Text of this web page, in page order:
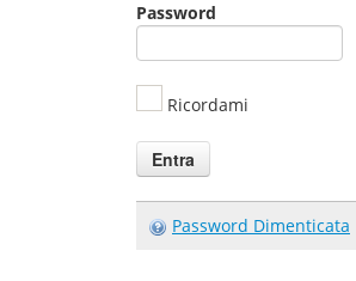
Password
Ricordami
Password Dimenticata